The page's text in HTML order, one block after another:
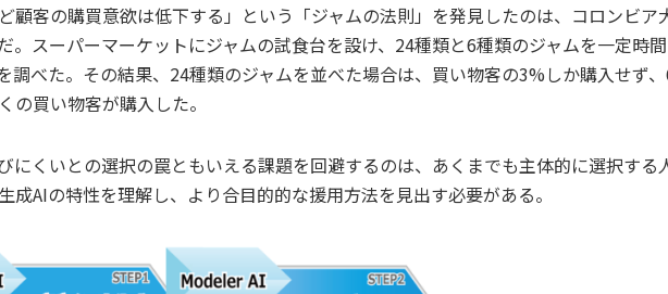
顧客の購買意欲は低下する」という「ジャムの法則」を発見したのは、コロンビア
。スーパーマーケットにジャムの試食台を設け、24種類と6種類のジャムを一定時
調べた。その結果、24種類のジャムを並べた場合は、買い物客の3%しか購入せず
の買い物客が購入した。
にくいとの選択の罠ともいえる課題を回避するのは、あくまでも主体的に選択する
成AIの特性を理解し、より合目的的な援用方法を見出す必要がある。